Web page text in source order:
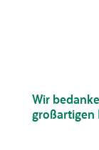
Wir
großartigen